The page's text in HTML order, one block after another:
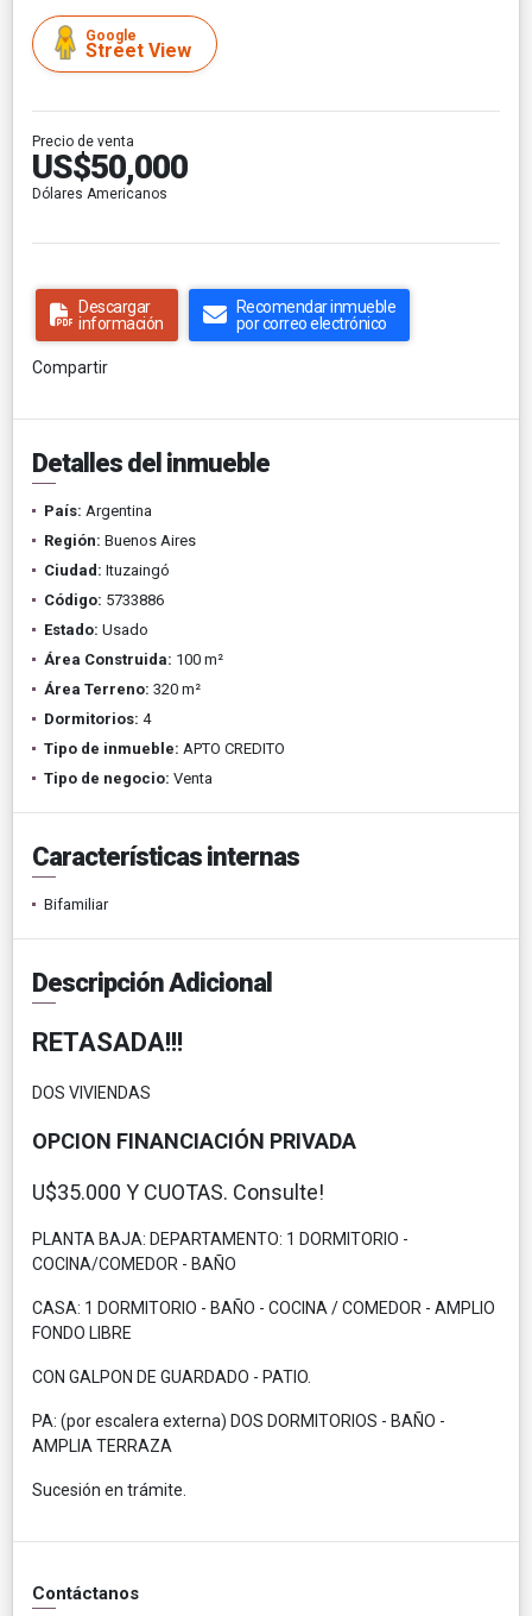
Google
Street View
Precio de venta
US$50,000
Dólares Americanos
Descargar
información
Recomendar inmueble
por correo electrónico
Compartir
Detalles del inmueble
País: Argentina
Región: Buenos Aires
Ciudad: Ituzaingó
Código: 5733886
Estado: Usado
Área Construida: 100 m²
Área Terreno: 320 m²
Dormitorios: 4
Tipo de inmueble: APTO CREDITO
Tipo de negocio: Venta
Características internas
Bifamiliar
Descripción Adicional
RETASADA!!!
DOS VIVIENDAS
OPCION FINANCIACIÓN PRIVADA
U$35.000 Y CUOTAS. Consulte!
PLANTA BAJA: DEPARTAMENTO: 1 DORMITORIO -
COCINA/COMEDOR - BAÑO
CASA: 1 DORMITORIO - BAÑO - COCINA / COMEDOR - AMPLIO
FONDO LIBRE
CON GALPON DE GUARDADO - PATIO.
PA: (por escalera externa) DOS DORMITORIOS - BAÑO -
AMPLIA TERRAZA
Sucesión en trámite.
Contáctanos